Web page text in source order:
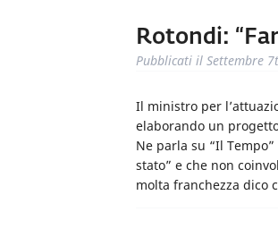
Rotondi:
Pubblicati il Settembre
Il ministro per
elaborando un
Ne parla su “Il
stato” e che non
molta franchezza dico